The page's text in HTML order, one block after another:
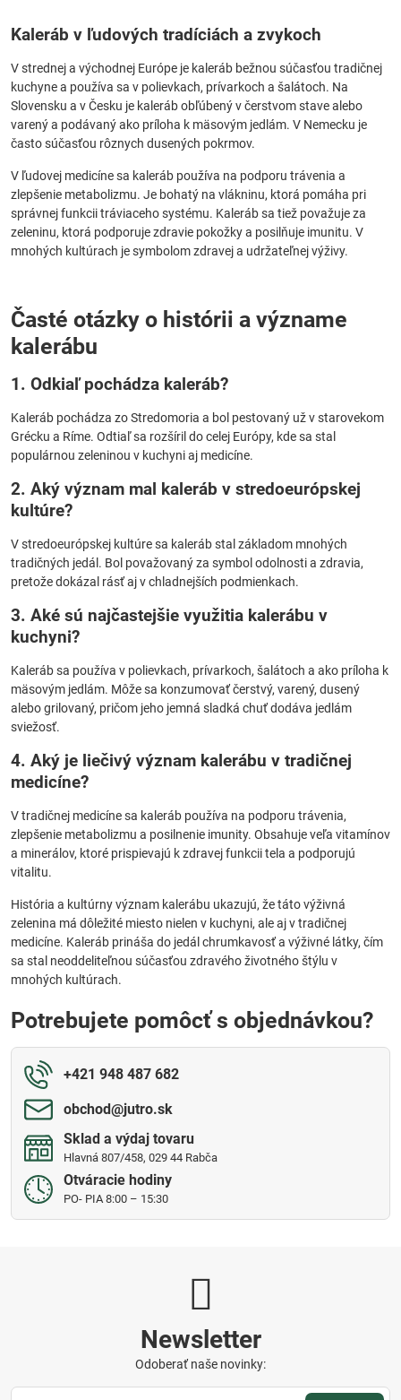
Kaleráb v ľudových tradíciách a zvykoch
V strednej a východnej Európe je kaleráb bežnou súčasťou tradičnej
kuchyne a používa sa v polievkach, prívarkoch a šalátoch. Na
Slovensku a v Česku je kaleráb obľúbený v čerstvom stave alebo
varený a podávaný ako príloha k mäsovým jedlám. V Nemecku je
často súčasťou rôznych dusených pokrmov.
V ľudovej medicíne sa kaleráb používa na podporu trávenia a
zlepšenie metabolizmu. Je bohatý na vlákninu, ktorá pomáha pri
správnej funkcii tráviaceho systému. Kaleráb sa tiež považuje za
zeleninu, ktorá podporuje zdravie pokožky a posilňuje imunitu. V
mnohých kultúrach je symbolom zdravej a udržateľnej výživy.
Časté otázky o histórii a význame
kalerábu
1. Odkiaľ pochádza kaleráb?
Kaleráb pochádza zo Stredomoria a bol pestovaný už v starovekom
Grécku a Ríme. Odtiaľ sa rozšíril do celej Európy, kde sa stal
populárnou zeleninou v kuchyni aj medicíne.
2. Aký význam mal kaleráb v stredoeurópskej
kultúre?
V stredoeurópskej kultúre sa kaleráb stal základom mnohých
tradičných jedál. Bol považovaný za symbol odolnosti a zdravia,
pretože dokázal rásť aj v chladnejších podmienkach.
3. Aké sú najčastejšie využitia kalerábu v
kuchyni?
Kaleráb sa používa v polievkach, prívarkoch, šalátoch a ako príloha k
mäsovým jedlám. Môže sa konzumovať čerstvý, varený, dusený
alebo grilovaný, pričom jeho jemná sladká chuť dodáva jedlám
sviežosť.
4. Aký je liečivý význam kalerábu v tradičnej
medicíne?
V tradičnej medicíne sa kaleráb používa na podporu trávenia,
zlepšenie metabolizmu a posilnenie imunity. Obsahuje veľa vitamínov
a minerálov, ktoré prispievajú k zdravej funkcii tela a podporujú
vitalitu.
História a kultúrny význam kalerábu ukazujú, že táto výživná
zelenina má dôležité miesto nielen v kuchyni, ale aj v tradičnej
medicíne. Kaleráb prináša do jedál chrumkavosť a výživné látky, čím
sa stal neoddeliteľnou súčasťou zdravého životného štýlu v
mnohých kultúrach.
Potrebujete pomôcť s objednávkou?
+421 948 487 682
obchod​@jutro​.sk
Sklad a výdaj tovaru
Hlavná 807/458, 029 44 Rabča
Otváracie hodiny
PO- PIA 8:00 – 15:30
Newsletter
Odoberať naše novinky: